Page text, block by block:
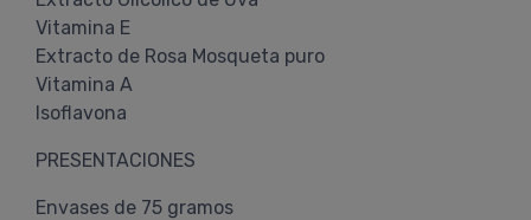
Vitamina E
Extracto de Rosa Mosqueta puro
Vitamina A
Isoflavona
PRESENTACIONES
Envases de 75 gramos